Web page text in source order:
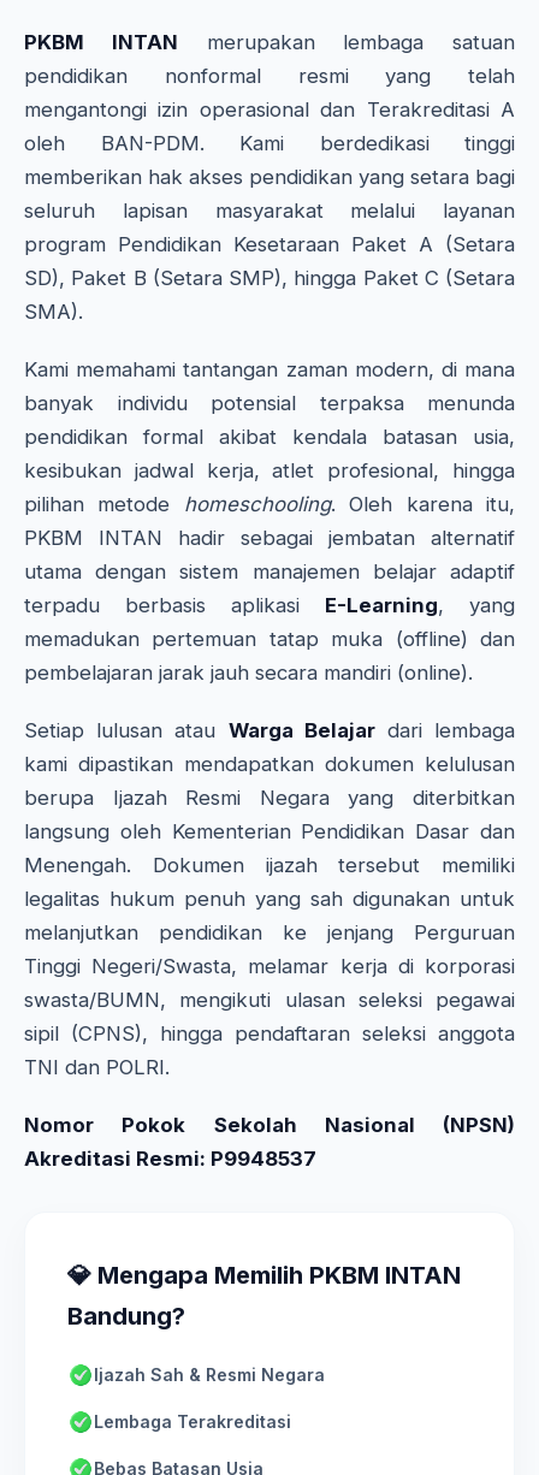
PKBM INTAN merupakan lembaga satuan
pendidikan nonformal resmi yang telah
mengantongi izin operasional dan Terakreditasi A
oleh BAN-PDM. Kami berdedikasi tinggi
memberikan hak akses pendidikan yang setara bagi
seluruh lapisan masyarakat melalui layanan
program Pendidikan Kesetaraan Paket A (Setara
SD), Paket B (Setara SMP), hingga Paket C (Setara
SMA).
Kami memahami tantangan zaman modern, di mana
banyak individu potensial terpaksa menunda
pendidikan formal akibat kendala batasan usia,
kesibukan jadwal kerja, atlet profesional, hingga
pilihan metode homeschooling. Oleh karena itu,
PKBM INTAN hadir sebagai jembatan alternatif
utama dengan sistem manajemen belajar adaptif
terpadu berbasis aplikasi E-Learning, yang
memadukan pertemuan tatap muka (offline) dan
pembelajaran jarak jauh secara mandiri (online).
Setiap lulusan atau Warga Belajardari lembaga
kami dipastikan mendapatkan dokumen kelulusan
berupa Ijazah Resmi Negara yang diterbitkan
langsung oleh Kementerian Pendidikan Dasar dan
Menengah. Dokumen ijazah tersebut memiliki
legalitas hukum penuh yang sah digunakan untuk
melanjutkan pendidikan ke jenjang Perguruan
Tinggi Negeri/Swasta, melamar kerja di korporasi
swasta/BUMN, mengikuti ulasan seleksi pegawai
sipil (CPNS), hingga pendaftaran seleksi anggota
TNI dan POLRI.
Nomor Pokok Sekolah Nasional (NPSN)
Akreditasi Resmi: P9948537
💎 Mengapa Memilih PKBM INTAN
Bandung?
Ijazah Sah & Resmi Negara
Lembaga Terakreditasi
Bebas Batasan Usia